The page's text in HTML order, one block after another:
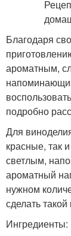
Благодаря
ароматным,
подробно
Для
красные, так
светлым,
ароматный
нужном
сделать
Ингредиенты: